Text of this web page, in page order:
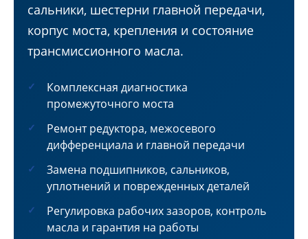
сальники, шестерни главной передачи,
корпус моста, крепления и состояние
трансмиссионного масла.
Комплексная диагностика
промежуточного моста
Ремонт редуктора, межосевого
дифференциала и главной передачи
Замена подшипников, сальников,
уплотнений и поврежденных деталей
Регулировка рабочих зазоров, контроль
масла и гарантия на работы